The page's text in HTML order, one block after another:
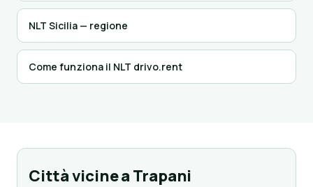
NLT Sicilia — regione
Come funziona il NLT drivo.rent
Città vicine a Trapani